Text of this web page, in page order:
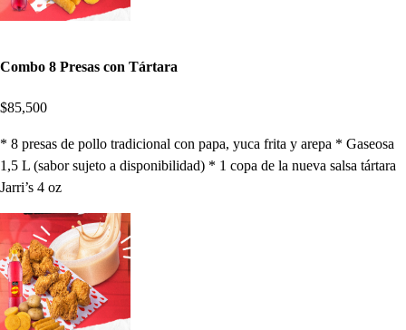
Combo 8 Presas con Tártara
$85,500
* 8 presas de pollo tradicional con papa, yuca frita y arepa * Gaseosa
1,5 L (sabor sujeto a disponibilidad) * 1 copa de la nueva salsa tártara
Jarri’s 4 oz